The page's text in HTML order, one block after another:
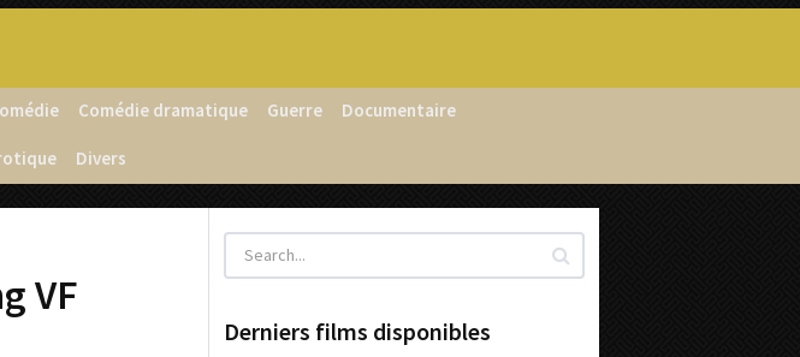
Comédie dramatique Guerre Documentaire
Divers
VF
Derniers films disponibles